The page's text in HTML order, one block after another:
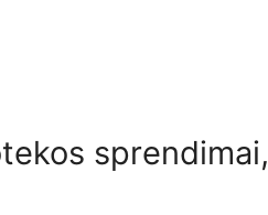
sprendimai,